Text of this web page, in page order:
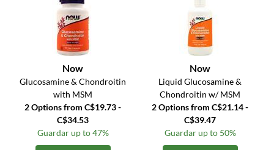
Now
Glucosamine & Chondroitin
with MSM
2 Options from C$19.73 -
C$34.53
Guardar up to 47%
Now
Liquid Glucosamine &
Chondroitin w/ MSM
2 Options from C$21.14 -
C$39.47
Guardar up to 50%